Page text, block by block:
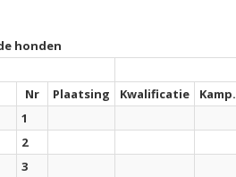
honden
Nr Plaatsing Kwalificatie Kamp.
1
2
3